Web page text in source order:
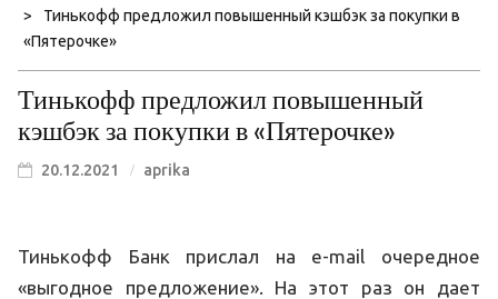
Тинькофф предложил повышенный кэшбэк за покупки в
«Пятерочке»
Тинькофф предложил повышенный
кэшбэк за покупки в «Пятерочке»
20.12.2021 aprika
Тинькофф Банк прислал на e-mail очередное
«выгодное предложение». На этот раз он дает